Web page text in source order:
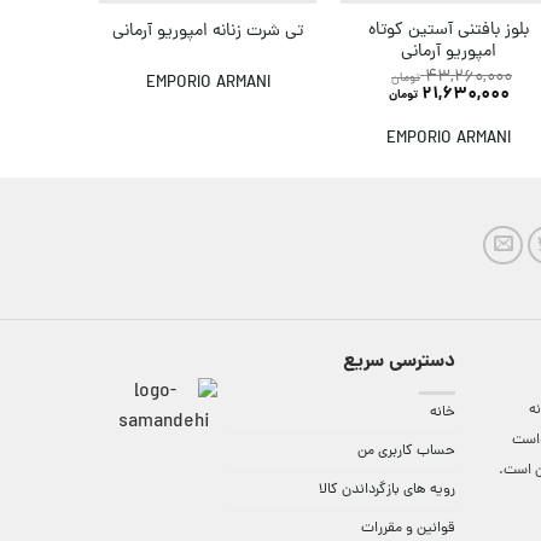
بلوز بافتنی آستین کوتاه
امپوریو آرمانی
43,260,000 تومان
21,630,000 تومان
EMPORIO ARMANI
تی شرت زنانه امپوریو آرمانی
EMPORIO ARMANI
است.
دسترسی سریع
خانه
حساب کاربری من
رویه های بازگرداندن کالا
قوانین و مقررات